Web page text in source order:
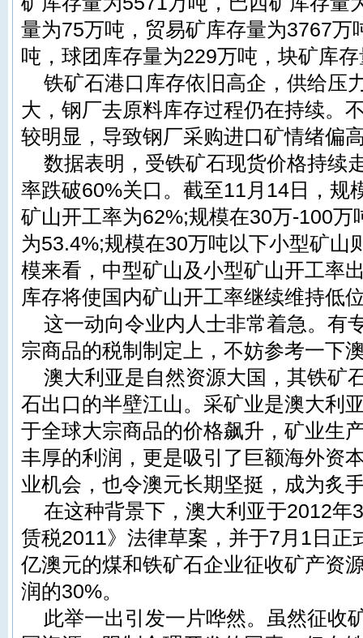
量为75万吨，贸易矿库存量为3767万
吨，球团库存量为229万吨，块矿库
铁矿石港口库存依旧高企，供给压
大，钢厂去原料库存过程仍在持续。
较明显，导致钢厂采购进口矿情绪偏
数据表明，受铁矿石现货价格持续
率跌破60%关口。截至11月14日，规
矿山开工率为62%;规模在30万-100万
为53.4%;规模在30万吨以下小型矿山
模来看，中型矿山及小型矿山开工率
库存将使国内矿山开工率继续维持低
这一动向令业内人士非常着急。有
宗商品的税制制定上，不妨参考一下
澳大利亚是自然资源大国，其铁矿
石出口的半壁江山。采矿业是澳大利
于全球大宗商品的价格飙升，矿业生
丰厚的利润，更是吸引了巨额海外资
业机会，也令澳元长期坚挺，成为炙
在这种背景下，澳大利亚于2012年
赁税2011》法律草案，并于7月1日正
亿澳元的煤和铁矿石企业征收矿产资
润的30%。
此举一出引发一片哗然。虽然征收